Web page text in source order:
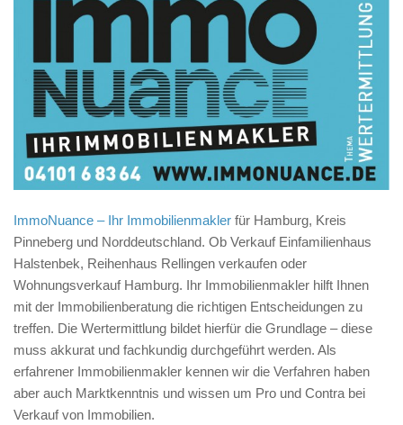
ImmoNuance – Ihr Immobilienmakler für Hamburg, Kreis
Pinneberg und Norddeutschland. Ob Verkauf Einfamilienhaus
Halstenbek, Reihenhaus Rellingen verkaufen oder
Wohnungsverkauf Hamburg. Ihr Immobilienmakler hilft Ihnen
mit der Immobilienberatung die richtigen Entscheidungen zu
treffen. Die Wertermittlung bildet hierfür die Grundlage – diese
muss akkurat und fachkundig durchgeführt werden. Als
erfahrener Immobilienmakler kennen wir die Verfahren haben
aber auch Marktkenntnis und wissen um Pro und Contra bei
Verkauf von Immobilien.